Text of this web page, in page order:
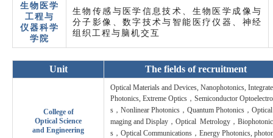
生物医学
工程与
仪器科学
学院
生物传感与医学信息技术、生物医学成像与
分子影像、数字技术与智能医疗仪器、神经
组织工程与脑机交互
Unit The fields of recruitment
College of
Optical Science
and Engineering
Optical Materials and Devices, Nanophotonics,
Photonics, Extreme Optics，Semiconductor
s，Nonlinear Photonics，Quantum Photonics，
maging and Display，Optical Metrology，Biophotonic
s，Optical Communications，Energy Photonics,